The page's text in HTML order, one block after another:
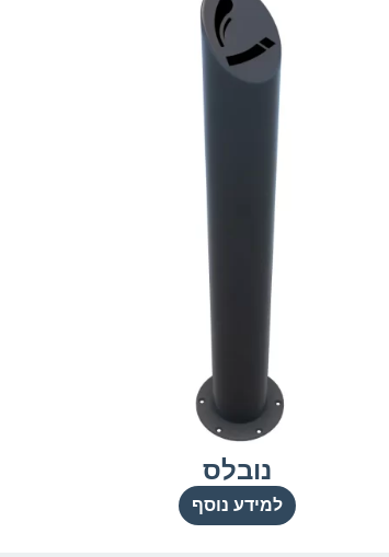
נובלס
למידע נוסף